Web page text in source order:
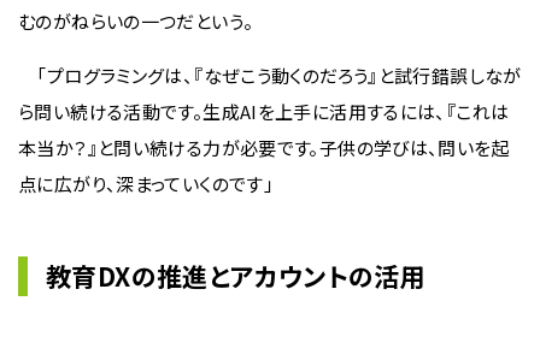
むのがねらいの一つだという。
「プログラミングは、『なぜこう動くのだろう』と試行錯誤しなが
ら問い続ける活動です。生成AIを上手に活用するには、『これは
本当か？』と問い続ける力が必要です。子供の学びは、問いを起
点に広がり、深まっていくのです」
教育DXの推進とアカウントの活用